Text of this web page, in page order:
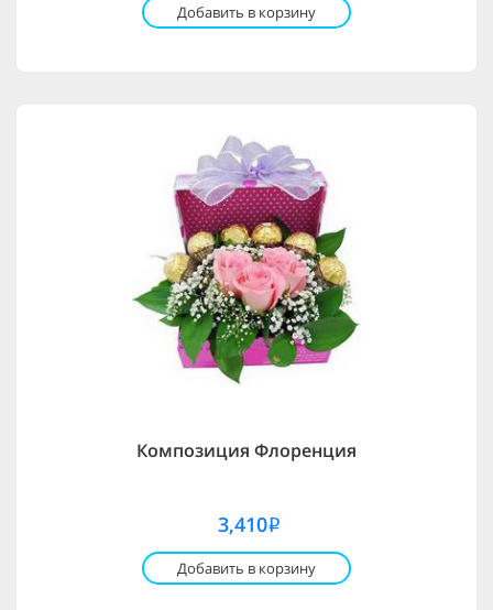
Добавить в корзину
Композиция Флоренция
3,410i
Добавить в корзину